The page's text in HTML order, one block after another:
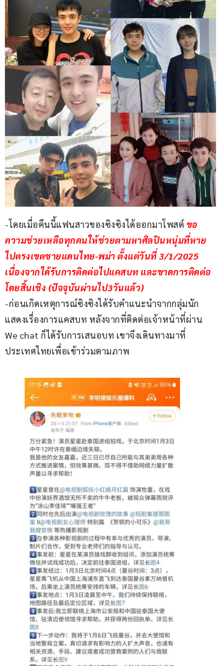
-โดยเมื่อคืนนี้แฟนสาวของซิงซิงได้ออกมาโพสต์ ขอ
ความช่วยเหลือทุกคนให้ช่วยตามหาศิลปินหนุ่มที่หาย
ไปตรงเขตชายแดนไทย-พม่า ตั้งแต่วันที่ 3/1/2025
เนื่องจากได้รับการติดต่อไปแคสบท และขาดการติดต่อ
โดยสิ้นเชิง (ปัจจุบันผ่านไป3วันแล้ว)
-ก่อนเกิดเหตุการณ์ซิงซิงได้รับคำแนะนำจากกลุ่มนัก
แสดงเรื่องการแคสบท หลังจากที่ติดต่อเจ้าหน้าที่ผ่าน
We chat ก็ได้รับการเสนอบท เขาจึงเดินทางมาที่
ประเทศไทยเพื่อเข้าร่วมตามภาพ